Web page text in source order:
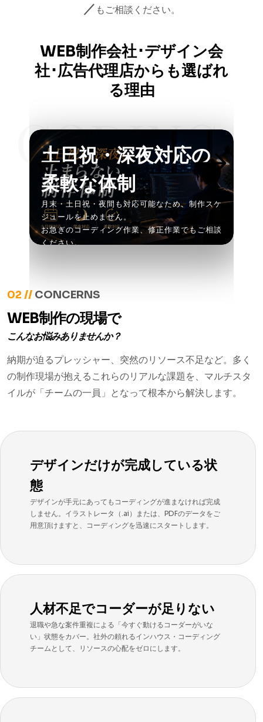
／ もご相談ください。
WEB制作会社･デザイン会
社･広告代理店からも選ばれ
る理由
土日祝・深夜対応の
柔軟な体制
月末・土日祝・夜間も対応可能なため、制作スケ
ジュールを止めません。
お急ぎのコーディング作業、修正作業でもご相談
ください。
CODING
02 // CONCERNS
WEB制作の現場で
こんなお悩みありませんか？
納期が迫るプレッシャー、突然のリソース不足など。多く
の制作現場が抱えるこれらのリアルな課題を、マルチスタ
イルが「チームの一員」となって根本から解決します。
デザインだけが完成している状
態
デザインが手元にあってもコーディングが進まなければ完成
しません。イラストレータ（.ai）または、PDFのデータをご
用意頂けますと、コーディングを迅速にスタートします。
人材不足でコーダーが足りない
退職や急な案件重複による「今すぐ動けるコーダーがいな
い」状態をカバー。社外の頼れるインハウス・コーディング
チームとして、リソースの心配をゼロにします。